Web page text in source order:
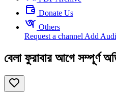
Donate Us
Others
Request a channel Add
বেলা ফুরাবার আগে